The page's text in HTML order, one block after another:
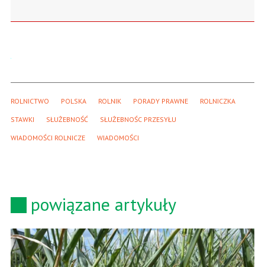
ROLNICTWO POLSKA ROLNIK PORADY PRAWNE ROLNICZKA
STAWKI SŁUŻEBNOŚĆ SŁUŻEBNOŚC PRZESYŁU
WIADOMOŚCI ROLNICZE WIADOMOŚCI
powiązane artykuły